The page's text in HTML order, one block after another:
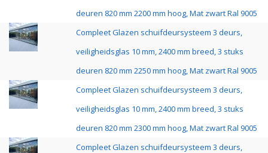
deuren 820 mm 2200 mm hoog, Mat zwart Ral 9005
Compleet Glazen schuifdeursysteem 3 deurs,
veiligheidsglas 10 mm, 2400 mm breed, 3 stuks
deuren 820 mm 2250 mm hoog, Mat zwart Ral 9005
Compleet Glazen schuifdeursysteem 3 deurs,
veiligheidsglas 10 mm, 2400 mm breed, 3 stuks
deuren 820 mm 2300 mm hoog, Mat zwart Ral 9005
Compleet Glazen schuifdeursysteem 3 deurs,